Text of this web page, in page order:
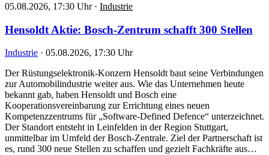
05.08.2026, 17:30 Uhr · Industrie
Hensoldt Aktie: Bosch-Zentrum schafft 300 Stellen
Industrie · 05.08.2026, 17:30 Uhr
Der Rüstungselektronik-Konzern Hensoldt baut seine Verbindungen
zur Automobilindustrie weiter aus. Wie das Unternehmen heute
bekannt gab, haben Hensoldt und Bosch eine
Kooperationsvereinbarung zur Errichtung eines neuen
Kompetenzzentrums für „Software-Defined Defence“ unterzeichnet.
Der Standort entsteht in Leinfelden in der Region Stuttgart,
unmittelbar im Umfeld der Bosch-Zentrale. Ziel der Partnerschaft ist
es, rund 300 neue Stellen zu schaffen und gezielt Fachkräfte aus…